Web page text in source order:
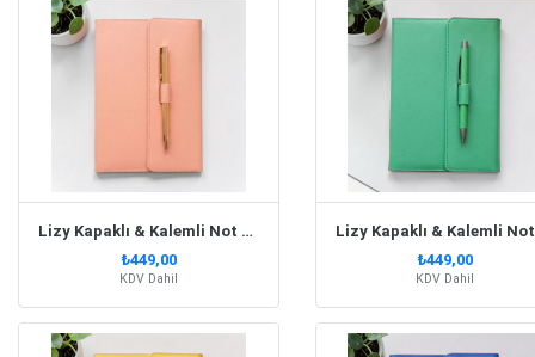
Lizy Kapaklı & Kalemli Not Defteri Soft Pembe
₺449,00
KDV Dahil
₺449,00
KDV Dahil